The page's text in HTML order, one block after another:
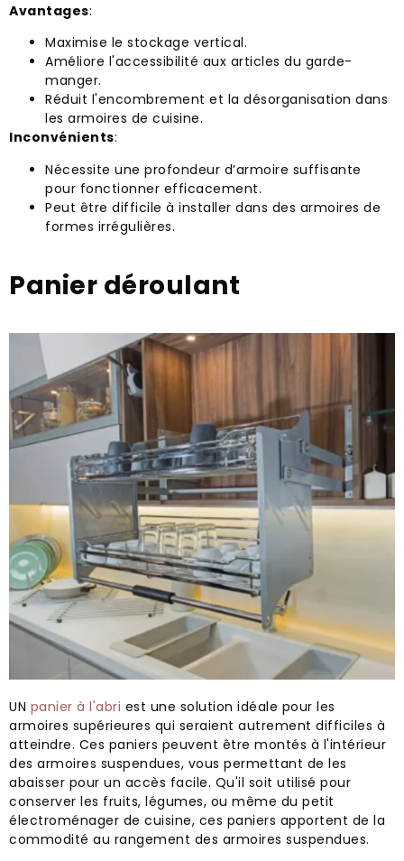
Avantages:
Maximise le stockage vertical.
Améliore l'accessibilité aux articles du garde-
manger.
Réduit l'encombrement et la désorganisation dans
les armoires de cuisine.
Inconvénients:
Nécessite une profondeur d’armoire suffisante
pour fonctionner efficacement.
Peut être difficile à installer dans des armoires de
formes irrégulières.
Panier déroulant
UN panier à l'abri est une solution idéale pour les
armoires supérieures qui seraient autrement difficiles à
atteindre. Ces paniers peuvent être montés à l'intérieur
des armoires suspendues, vous permettant de les
abaisser pour un accès facile. Qu'il soit utilisé pour
conserver les fruits, légumes, ou même du petit
électroménager de cuisine, ces paniers apportent de la
commodité au rangement des armoires suspendues.